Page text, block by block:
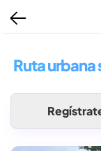
Ruta urbana